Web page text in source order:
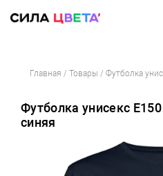
Перейти
содержимому
Главная / Товары / Футболка
Футболка унисекс
синяя